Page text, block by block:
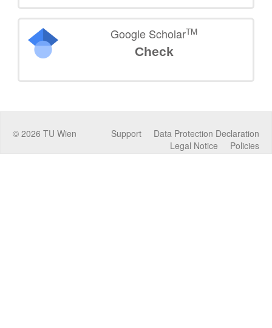
Google ScholarTM
Check
© 2026 TU Wien Data Protection Declaration
Support
Policies
Legal Notice